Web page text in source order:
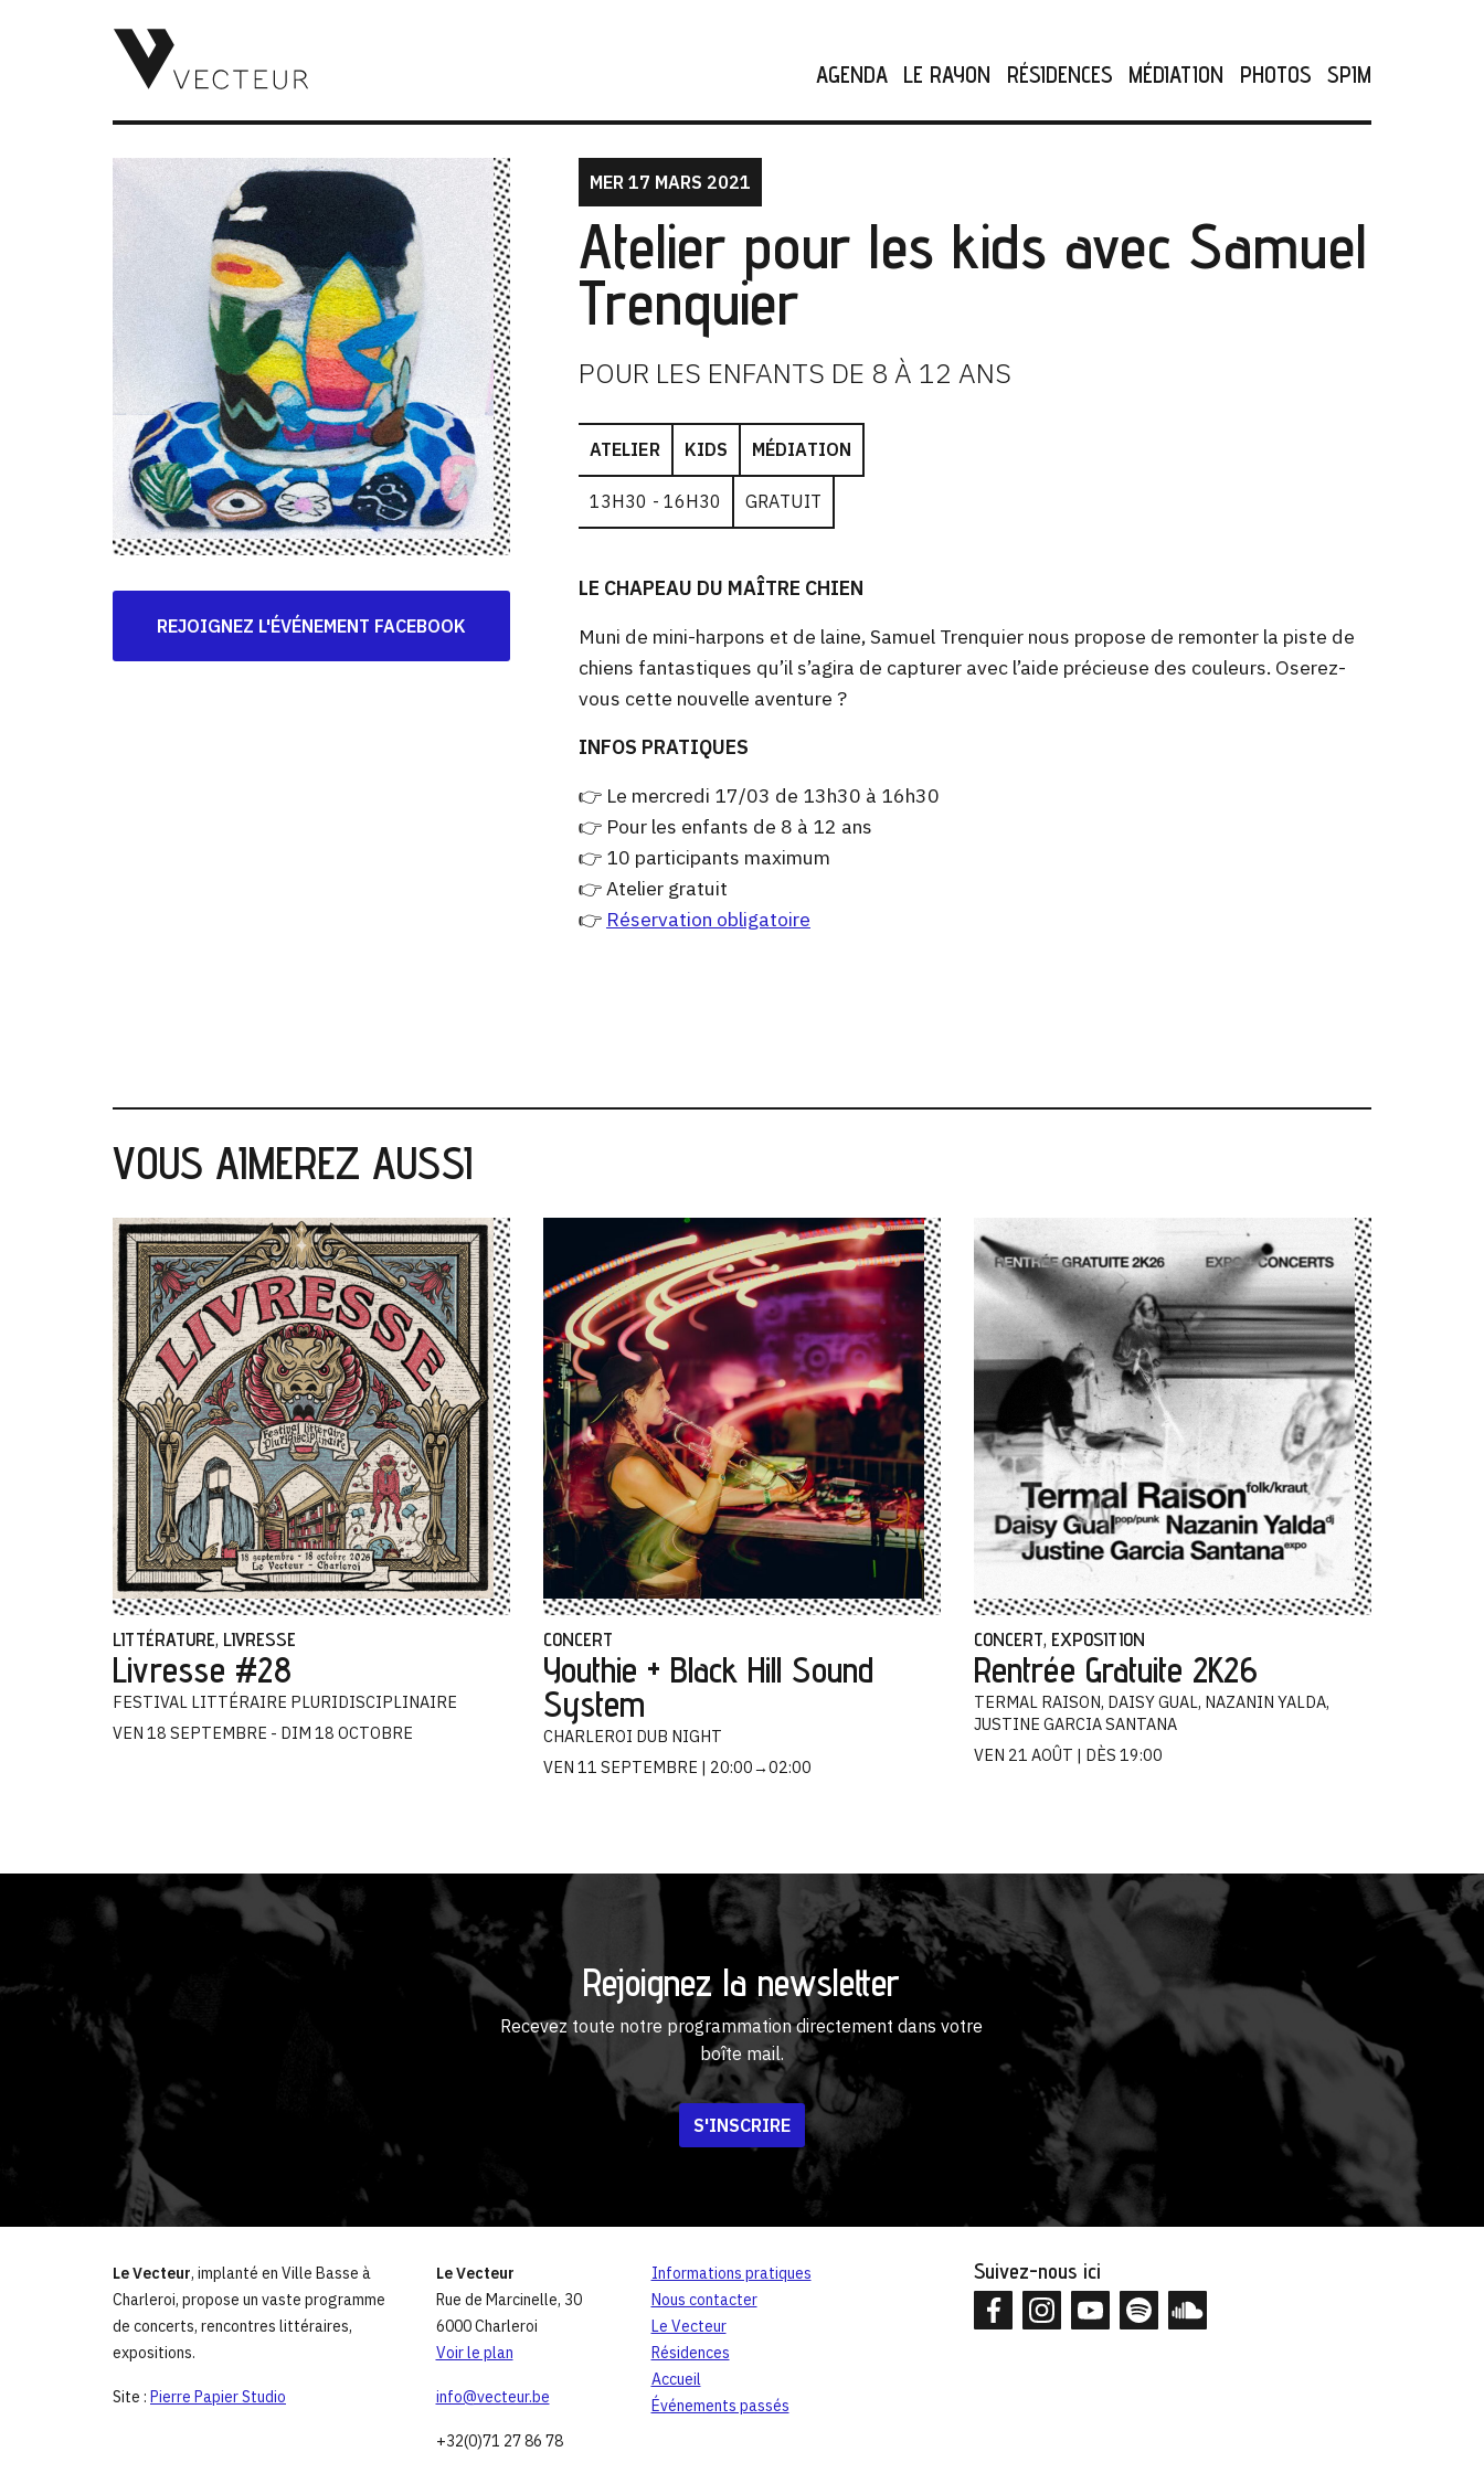
AGENDA LE RAYON RÉSIDENCES MÉDIATION PHOTOS SPIM
REJOIGNEZ L'ÉVÉNEMENT FACEBOOK
MER 17 MARS 2021
Atelier pour les kids avec Samuel
Trenquier
POUR LES ENFANTS DE 8 À 12 ANS
ATELIER KIDS MÉDIATION
13H30 - 16H30 GRATUIT
LE CHAPEAU DU MAÎTRE CHIEN
Muni de mini-harpons et de laine, Samuel Trenquier nous propose de remonter la piste de
chiens fantastiques qu’il s’agira de capturer avec l’aide précieuse des couleurs. Oserez-
vous cette nouvelle aventure ?
INFOS PRATIQUES
👉 Le mercredi 17/03 de 13h30 à 16h30
👉 Pour les enfants de 8 à 12 ans
👉 10 participants maximum
👉 Atelier gratuit
👉 Réservation obligatoire
VOUS AIMEREZ AUSSI
LITTÉRATURE, LIVRESSE
Livresse #28
FESTIVAL LITTÉRAIRE PLURIDISCIPLINAIRE
VEN 18 SEPTEMBRE - DIM 18 OCTOBRE
CONCERT
Youthie + Black Hill Sound
System
CHARLEROI DUB NIGHT
VEN 11 SEPTEMBRE
20:00→02:00
CONCERT, EXPOSITION
Rentrée Gratuite 2K26
TERMAL RAISON, DAISY GUAL, NAZANIN YALDA,
JUSTINE GARCIA SANTANA
VEN 21 AOÛT
DÈS 19:00
Rejoignez la newsletter
Recevez toute notre programmation directement dans votre
boîte mail.
S'INSCRIRE
Le Vecteur, implanté en Ville Basse à
Charleroi, propose un vaste programme
de concerts, rencontres littéraires,
expositions.
Site : Pierre Papier Studio
Le Vecteur
Rue de Marcinelle, 30
6000 Charleroi
Voir le plan
info@vecteur.be
+32(0)71 27 86 78
Informations pratiques
Nous contacter
Le Vecteur
Résidences
Accueil
Événements passés
Suivez-nous ici